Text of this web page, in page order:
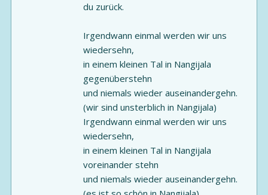
du zurück.
Irgendwann einmal werden wir uns
wiedersehn,
in einem kleinen Tal in Nangijala
gegenüberstehn
und niemals wieder auseinandergehn.
(wir sind unsterblich in Nangijala)
Irgendwann einmal werden wir uns
wiedersehn,
in einem kleinen Tal in Nangijala
voreinander stehn
und niemals wieder auseinandergehn.